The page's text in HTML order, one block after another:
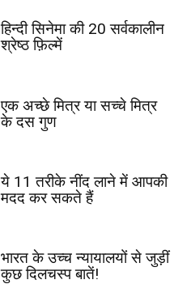
हिन्दी सिनेमा की 20 सर्वकालीन
श्रेष्ठ फ़िल्में
एक अच्छे मित्र या सच्चे मित्र
के दस गुण
ये 11 तरीके नींद लाने में आपकी
मदद कर सकते हैं
भारत के उच्च न्यायालयों से जुड़ीं
कुछ दिलचस्प बातें!